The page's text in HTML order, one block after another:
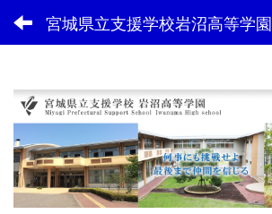
宮城県立支援学校岩沼高等学園